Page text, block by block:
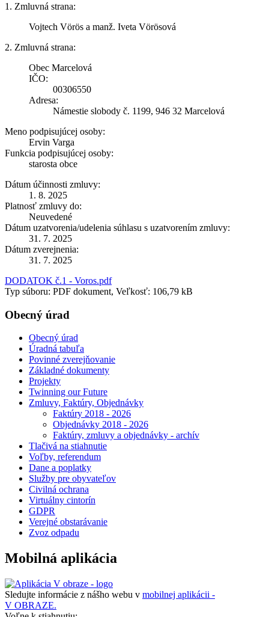
1. Zmluvná strana:
Vojtech Vörös a manž. Iveta Vörösová
2. Zmluvná strana:
Obec Marcelová
IČO:
00306550
Adresa:
Námestie slobody č. 1199, 946 32 Marcelová
Meno podpisujúcej osoby:
Ervin Varga
Funkcia podpisujúcej osoby:
starosta obce
Dátum účinnosti zmluvy:
1. 8. 2025
Platnosť zmluvy do:
Neuvedené
Dátum uzatvorenia/udelenia súhlasu s uzatvorením zmluvy:
31. 7. 2025
Dátum zverejnenia:
31. 7. 2025
DODATOK č.1 - Voros.pdf
Typ súboru: PDF dokument, Veľkosť: 106,79 kB
Obecný úrad
Obecný úrad
Úradná tabuľa
Povinné zverejňovanie
Základné dokumenty
Projekty
Twinning our Future
Zmluvy, Faktúry, Objednávky
Faktúry 2018 - 2026
Objednávky 2018 - 2026
Faktúry, zmluvy a objednávky - archív
Tlačivá na stiahnutie
Voľby, referendum
Dane a poplatky
Služby pre obyvateľov
Civilná ochrana
Virtuálny cintorín
GDPR
Verejné obstarávanie
Zvoz odpadu
Mobilná aplikácia
Sledujte informácie z nášho webu v mobilnej aplikácii -
V OBRAZE.